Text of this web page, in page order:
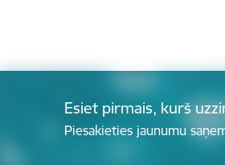
Esiet pirmais, kurš
Piesakieties jaunumu